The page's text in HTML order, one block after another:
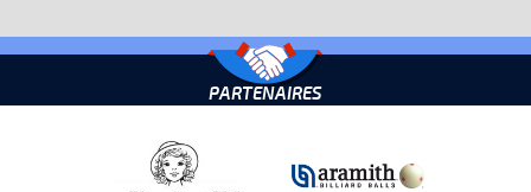
PARTENAIRES